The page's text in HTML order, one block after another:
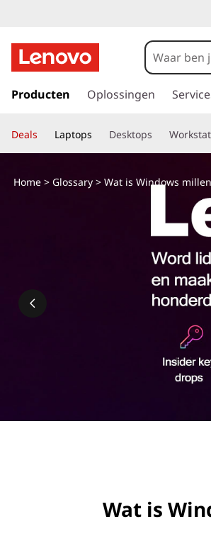
a
a
a
r
e
Producten Oplossingen
Deals Laptops Desktops
Home> Glossary> Wat is Windows
Wat is